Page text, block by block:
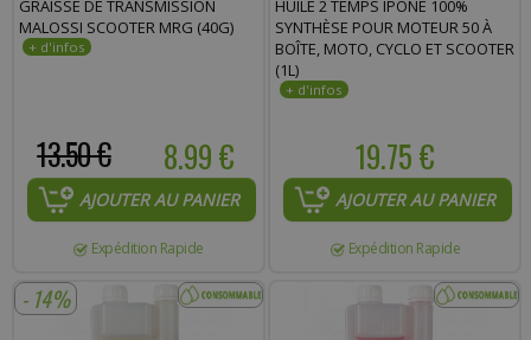
GRAISSE DE TRANSMISSION
MALOSSI SCOOTER MRG (40G)
8.99 €
13.50 €
AJOUTER AU PANIER
Expédition Rapide
HUILE 2 TEMPS IPONE 100%
SYNTHÈSE POUR MOTEUR 50 À
BOÎTE, MOTO, CYCLO ET SCOOTER
(1L)
19.75 €
AJOUTER AU PANIER
Expédition Rapide
- 14%
Commentaire :